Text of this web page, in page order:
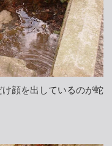
顔を出しているのが蛇